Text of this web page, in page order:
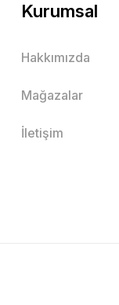
Kurumsal
Hakkımızda
Mağazalar
İletişim